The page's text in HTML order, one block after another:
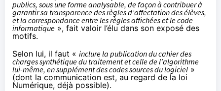
publics, sous une forme analysable, de façon à contribuer à
garantir sa transparence des règles d’affectation des élèves,
et la correspondance entre les règles affichées et le code
informatique », fait valoir l’élu dans son exposé des
motifs.
Selon lui, il faut « inclure la publication du cahier des
charges synthétique du traitement et celle de l’algorithme
lui-même, en supplément des codes sources du logiciel »
(dont la communication est, au regard de la loi
Numérique, déjà possible).